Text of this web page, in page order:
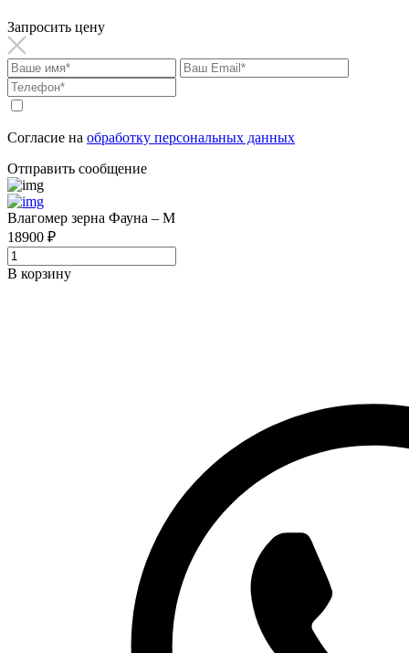
Запросить цену
Согласие на обработку персональных данных
Отправить сообщение
Влагомер зерна Фауна – М
18900 ₽
В корзину